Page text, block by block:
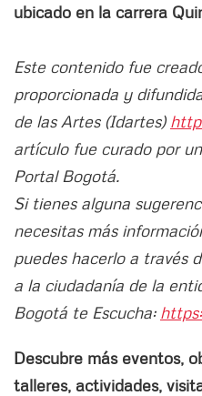
ubicado en la carrera
Este contenido fue
proporcionada y
de las Artes (Idartes)
artículo fue curado por
Portal Bogotá.
Si tienes alguna
necesitas más
puedes hacerlo a través
a la ciudadanía de la
Bogotá te Escucha:
Descubre más eventos,
talleres, actividades,